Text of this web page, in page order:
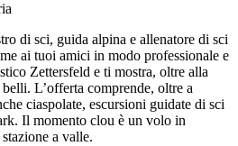
di sci, guida alpina e allenatore di sci
ai tuoi amici in modo professionale e
Zettersfeld e ti mostra, oltre alla
L’offerta comprende, oltre a
ciaspolate, escursioni guidate di sci
Il momento clou è un volo in
a valle.